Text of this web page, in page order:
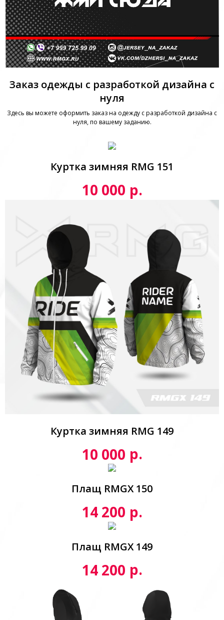
Заказ одежды с разработкой дизайна с
нуля
Здесь вы можете оформить заказ на одежду с разработкой дизайна с
нуля, по вашему заданию.
Куртка зимняя RMG 151
10 000 р.
Куртка зимняя RMG 149
10 000 р.
Плащ RMGX 150
14 200 р.
Плащ RMGX 149
14 200 р.